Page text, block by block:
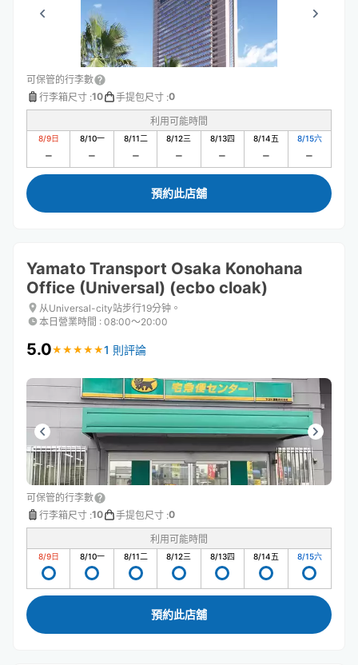
可保管的行李數
行李箱尺寸 :10 手提包尺寸 :0
利用可能時間
8/9日 8/10一 8/11二 8/12三 8/13四 8/14五 8/15六
預約此店舖
Yamato Transport Osaka Konohana
Office (Universal) (ecbo cloak)
从Universal-city站步行19分钟。
本日營業時間 : 08:00〜20:00
5.0★ ★ ★ ★ ★
★ ★ ★ ★ ★1 則評論
可保管的行李數
行李箱尺寸 :10 手提包尺寸 :0
利用可能時間
8/9日 8/10一 8/11二 8/12三 8/13四 8/14五 8/15六
預約此店舖